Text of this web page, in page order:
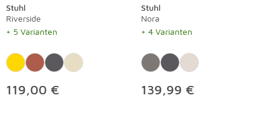
Stuhl
Riverside
+ 5 Varianten
119,00 €
Stuhl
Nora
+ 4 Varianten
139,99 €